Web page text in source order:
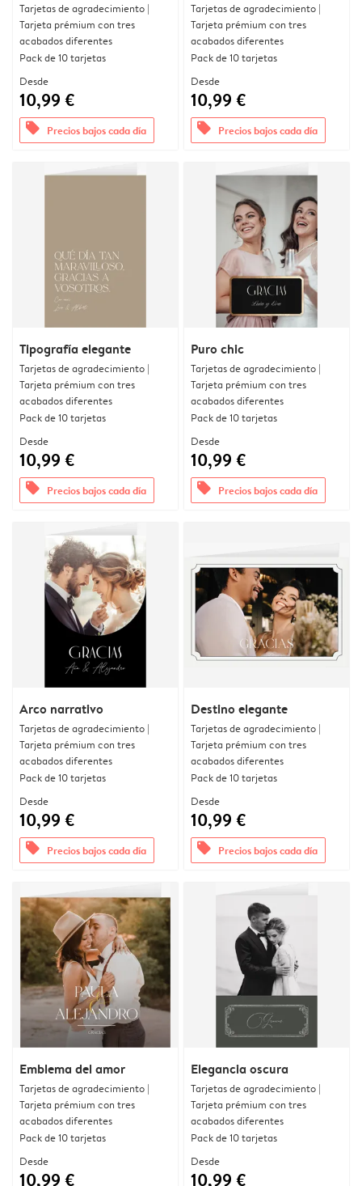
Tarjetas de agradecimiento |
Tarjeta prémium con tres
acabados diferentes
Pack de 10 tarjetas
Desde
10,99 €
offers Precios bajos cada día
Tarjetas de agradecimiento |
Tarjeta prémium con tres
acabados diferentes
Pack de 10 tarjetas
Desde
10,99 €
offers Precios bajos cada día
Tipografía elegante
Tarjetas de agradecimiento |
Tarjeta prémium con tres
acabados diferentes
Pack de 10 tarjetas
Desde
10,99 €
offers Precios bajos cada día
Puro chic
Tarjetas de agradecimiento |
Tarjeta prémium con tres
acabados diferentes
Pack de 10 tarjetas
Desde
10,99 €
offers Precios bajos cada día
Arco narrativo
Tarjetas de agradecimiento |
Tarjeta prémium con tres
acabados diferentes
Pack de 10 tarjetas
Desde
10,99 €
offers Precios bajos cada día
Destino elegante
Tarjetas de agradecimiento |
Tarjeta prémium con tres
acabados diferentes
Pack de 10 tarjetas
Desde
10,99 €
offers Precios bajos cada día
Emblema del amor
Tarjetas de agradecimiento |
Tarjeta prémium con tres
acabados diferentes
Pack de 10 tarjetas
Desde
10,99 €
Elegancia oscura
Tarjetas de agradecimiento |
Tarjeta prémium con tres
acabados diferentes
Pack de 10 tarjetas
Desde
10,99 €